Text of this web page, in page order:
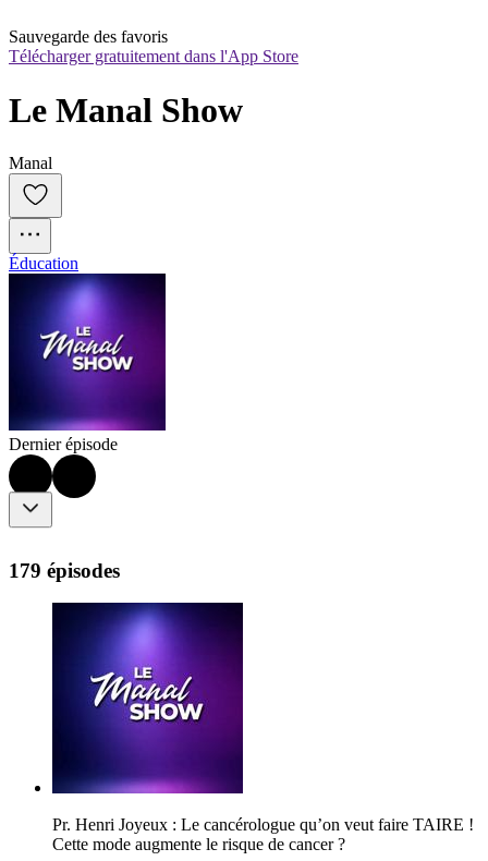
Sauvegarde des favoris
Télécharger gratuitement dans l'App Store
Le Manal Show
Manal
Éducation
Dernier épisode
179 épisodes
Pr. Henri Joyeux : Le cancérologue qu’on veut faire TAIRE !
Cette mode augmente le risque de cancer ?